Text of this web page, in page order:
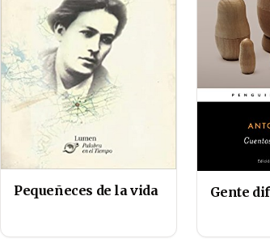
Pequeñeces de la vida
Gente